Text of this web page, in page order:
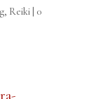
, Reiki| 0